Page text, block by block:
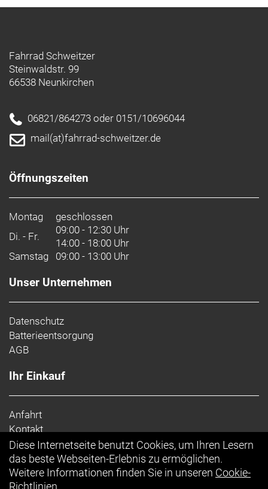
Fahrrad Schweitzer
Steinwaldstr. 99
66538 Neunkirchen
06821/864273 oder 0151/10696044
mail(at)fahrrad-schweitzer.de
Öffnungszeiten
Montag
geschlossen
Di. - Fr.
09:00 - 12:30 Uhr
14:00 - 18:00 Uhr
Samstag 09:00 - 13:00 Uhr
Unser Unternehmen
Datenschutz
Batterieentsorgung
AGB
Ihr Einkauf
Anfahrt
Kontakt
Impressum
Top Artikel
Diese Internetseite benutzt Cookies, um Ihren Lesern
das beste Webseiten-Erlebnis zu ermöglichen.
Weitere Informationen finden Sie in unseren Cookie-
Richtlinien